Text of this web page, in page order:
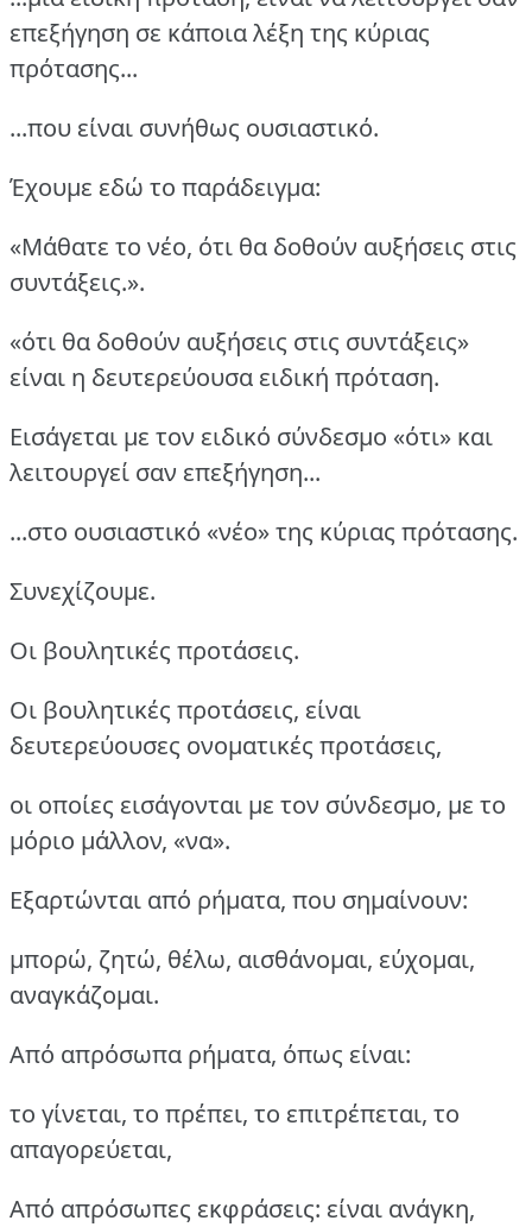
επεξήγηση σε κάποια λέξη της κύριας
πρότασης...
...που είναι συνήθως ουσιαστικό.
Έχουμε εδώ το παράδειγμα:
«Μάθατε το νέο, ότι θα δοθούν αυξήσεις στις
συντάξεις.».
«ότι θα δοθούν αυξήσεις στις συντάξεις»
είναι η δευτερεύουσα ειδική πρόταση.
Εισάγεται με τον ειδικό σύνδεσμο «ότι» και
λειτουργεί σαν επεξήγηση...
...στο ουσιαστικό «νέο» της κύριας πρότασης.
Συνεχίζουμε.
Οι βουλητικές προτάσεις.
Οι βουλητικές προτάσεις, είναι
δευτερεύουσες ονοματικές προτάσεις,
οι οποίες εισάγονται με τον σύνδεσμο, με το
μόριο μάλλον, «να».
Εξαρτώνται από ρήματα, που σημαίνουν:
μπορώ, ζητώ, θέλω, αισθάνομαι, εύχομαι,
αναγκάζομαι.
Από απρόσωπα ρήματα, όπως είναι:
το γίνεται, το πρέπει, το επιτρέπεται, το
απαγορεύεται,
Από απρόσωπες εκφράσεις: είναι ανάγκη,